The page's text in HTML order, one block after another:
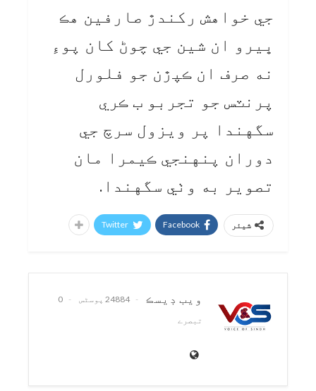
جي خواهش رکندڙ صارفين هڪ
ڀيرو ان شين جي چوڻ کان پوءِ
نه صرف ان ڪپڙن جو فلورل
پرنٽس جو تجربو ب ڪري
سگهندا پر ويزول سرچ جي
دوران پنهنجي ڪيمرا مان
تصوير به وٺي سگهندا.
شیئر Facebook
Twitter
ويب ڊيسڪ 24884 پوسٹس
0
تبصرے